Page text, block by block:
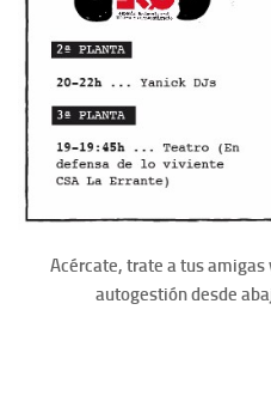
Acércate, trate a tus
autogestión desde